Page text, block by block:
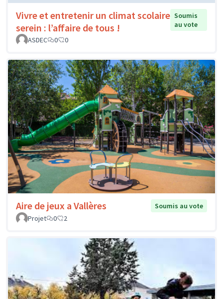
Vivre et entretenir un climat scolaire
serein : l’affaire de tous !
Soumis
au vote
ASDEC
0 0
Aire de jeux a Vallères
Soumis au vote
Projet
0 2